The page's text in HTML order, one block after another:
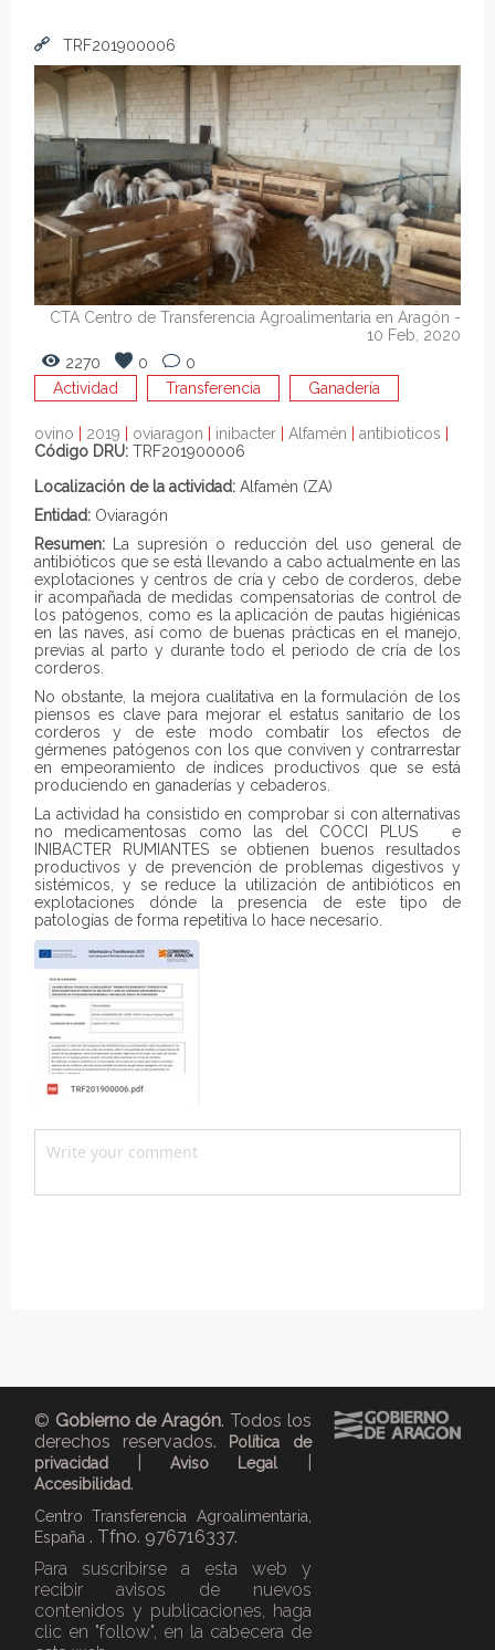
TRF201900006
CTA Centro de Transferencia Agroalimentaria en Aragón -
10 Feb, 2020
2270
0
0
Actividad
Transferencia Ganadería
ovino 2019 oviaragon inibacter Alfamén antibioticos
Código DRU: TRF201900006
Localización de la actividad: Alfamén (ZA)
Entidad: Oviaragón
Resumen: La supresión o reducción del uso general de
antibióticos que se está llevando a cabo actualmente en las
explotaciones y centros de cría y cebo de corderos, debe
ir acompañada de medidas compensatorias de control de
los patógenos, como es la aplicación de pautas higiénicas
en las naves, así como de buenas prácticas en el manejo,
previas al parto y durante todo el periodo de cría de los
corderos.
No obstante, la mejora cualitativa en la formulación de los
piensos es clave para mejorar el estatus sanitario de los
corderos y de este modo combatir los efectos de
gérmenes patógenos con los que conviven y contrarrestar
en empeoramiento de índices productivos que se está
produciendo en ganaderías y cebaderos.
La actividad ha consistido en comprobar si con alternativas
no medicamentosas como las del COCCI PLUS e
INIBACTER RUMIANTES se obtienen buenos resultados
productivos y de prevención de problemas digestivos y
sistémicos, y se reduce la utilización de antibióticos en
explotaciones dónde la presencia de este tipo de
patologías de forma repetitiva lo hace necesario.
© Gobierno de Aragón. Todos los
derechos reservados.
Política de
privacidad |Aviso Legal
Accesibilidad.
Centro Transferencia Agroalimentaria,
España . Tfno. 976716337.
Para suscribirse a esta web y
recibir avisos de nuevos
contenidos y publicaciones, haga
clic en "follow", en la cabecera de